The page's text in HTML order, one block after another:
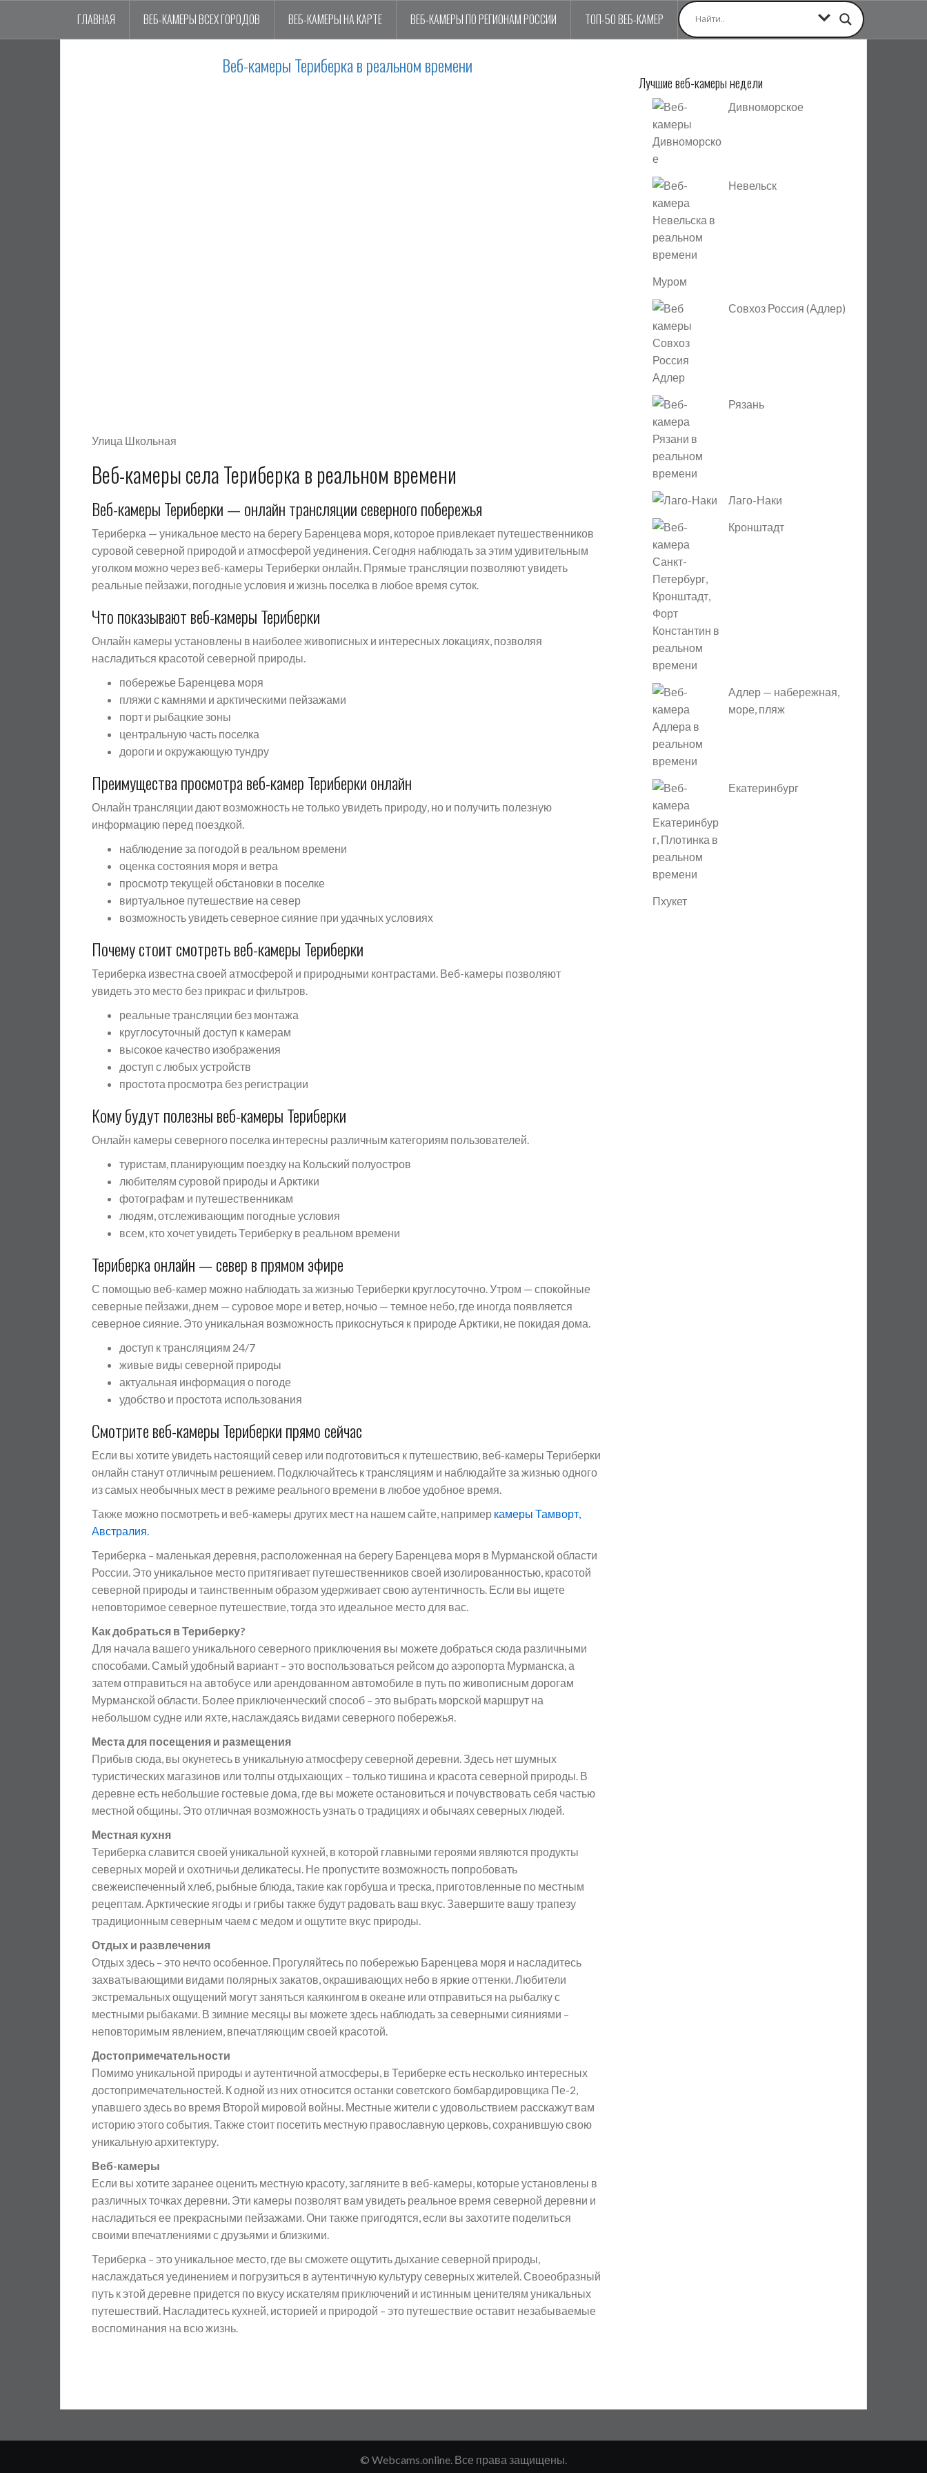
ГЛАВНАЯ ВЕБ-КАМЕРЫ ВСЕХ ГОРОДОВ ВЕБ-КАМЕРЫ НА КАРТЕ ВЕБ-КАМЕРЫ ПО РЕГИОНАМ РОССИИ ТОП-50 ВЕБ-КАМЕР
Веб-камеры Териберка в реальном времени
Улица Школьная
Веб-камеры села Териберка в реальном времени
Веб-камеры Териберки — онлайн трансляции северного побережья
Териберка — уникальное место на берегу Баренцева моря, которое привлекает путешественников
суровой северной природой и атмосферой уединения. Сегодня наблюдать за этим удивительным
уголком можно через веб-камеры Териберки онлайн. Прямые трансляции позволяют увидеть
реальные пейзажи, погодные условия и жизнь поселка в любое время суток.
Что показывают веб-камеры Териберки
Онлайн камеры установлены в наиболее живописных и интересных локациях, позволяя
насладиться красотой северной природы.
побережье Баренцева моря
пляжи с камнями и арктическими пейзажами
порт и рыбацкие зоны
центральную часть поселка
дороги и окружающую тундру
Преимущества просмотра веб-камер Териберки онлайн
Онлайн трансляции дают возможность не только увидеть природу, но и получить полезную
информацию перед поездкой.
наблюдение за погодой в реальном времени
оценка состояния моря и ветра
просмотр текущей обстановки в поселке
виртуальное путешествие на север
возможность увидеть северное сияние при удачных условиях
Почему стоит смотреть веб-камеры Териберки
Териберка известна своей атмосферой и природными контрастами. Веб-камеры позволяют
увидеть это место без прикрас и фильтров.
реальные трансляции без монтажа
круглосуточный доступ к камерам
высокое качество изображения
доступ с любых устройств
простота просмотра без регистрации
Кому будут полезны веб-камеры Териберки
Онлайн камеры северного поселка интересны различным категориям пользователей.
туристам, планирующим поездку на Кольский полуостров
любителям суровой природы и Арктики
фотографам и путешественникам
людям, отслеживающим погодные условия
всем, кто хочет увидеть Териберку в реальном времени
Териберка онлайн — север в прямом эфире
С помощью веб-камер можно наблюдать за жизнью Териберки круглосуточно. Утром — спокойные
северные пейзажи, днем — суровое море и ветер, ночью — темное небо, где иногда появляется
северное сияние. Это уникальная возможность прикоснуться к природе Арктики, не покидая дома.
доступ к трансляциям 24/7
живые виды северной природы
актуальная информация о погоде
удобство и простота использования
Смотрите веб-камеры Териберки прямо сейчас
Если вы хотите увидеть настоящий север или подготовиться к путешествию, веб-камеры Териберки
онлайн станут отличным решением. Подключайтесь к трансляциям и наблюдайте за жизнью одного
из самых необычных мест в режиме реального времени в любое удобное время.
Также можно посмотреть и веб-камеры других мест на нашем сайте, например камеры Тамворт,
Австралия.
Териберка – маленькая деревня, расположенная на берегу Баренцева моря в Мурманской области
России. Это уникальное место притягивает путешественников своей изолированностью, красотой
северной природы и таинственным образом удерживает свою аутентичность. Если вы ищете
неповторимое северное путешествие, тогда это идеальное место для вас.
Как добраться в Териберку?
Для начала вашего уникального северного приключения вы можете добраться сюда различными
способами. Самый удобный вариант – это воспользоваться рейсом до аэропорта Мурманска, а
затем отправиться на автобусе или арендованном автомобиле в путь по живописным дорогам
Мурманской области. Более приключенческий способ – это выбрать морской маршрут на
небольшом судне или яхте, наслаждаясь видами северного побережья.
Места для посещения и размещения
Прибыв сюда, вы окунетесь в уникальную атмосферу северной деревни. Здесь нет шумных
туристических магазинов или толпы отдыхающих – только тишина и красота северной природы. В
деревне есть небольшие гостевые дома, где вы можете остановиться и почувствовать себя частью
местной общины. Это отличная возможность узнать о традициях и обычаях северных людей.
Местная кухня
Териберка славится своей уникальной кухней, в которой главными героями являются продукты
северных морей и охотничьи деликатесы. Не пропустите возможность попробовать
свежеиспеченный хлеб, рыбные блюда, такие как горбуша и треска, приготовленные по местным
рецептам. Арктические ягоды и грибы также будут радовать ваш вкус. Завершите вашу трапезу
традиционным северным чаем с медом и ощутите вкус природы.
Отдых и развлечения
Отдых здесь – это нечто особенное. Прогуляйтесь по побережью Баренцева моря и насладитесь
захватывающими видами полярных закатов, окрашивающих небо в яркие оттенки. Любители
экстремальных ощущений могут заняться каякингом в океане или отправиться на рыбалку с
местными рыбаками. В зимние месяцы вы можете здесь наблюдать за северными сияниями –
неповторимым явлением, впечатляющим своей красотой.
Достопримечательности
Помимо уникальной природы и аутентичной атмосферы, в Териберке есть несколько интересных
достопримечательностей. К одной из них относится останки советского бомбардировщика Пе-2,
упавшего здесь во время Второй мировой войны. Местные жители с удовольствием расскажут вам
историю этого события. Также стоит посетить местную православную церковь, сохранившую свою
уникальную архитектуру.
Веб-камеры
Если вы хотите заранее оценить местную красоту, загляните в веб-камеры, которые установлены в
различных точках деревни. Эти камеры позволят вам увидеть реальное время северной деревни и
насладиться ее прекрасными пейзажами. Они также пригодятся, если вы захотите поделиться
своими впечатлениями с друзьями и близкими.
Териберка – это уникальное место, где вы сможете ощутить дыхание северной природы,
наслаждаться уединением и погрузиться в аутентичную культуру северных жителей. Своеобразный
путь к этой деревне придется по вкусу искателям приключений и истинным ценителям уникальных
путешествий. Насладитесь кухней, историей и природой – это путешествие оставит незабываемые
воспоминания на всю жизнь.
Лучшие веб-камеры недели
Дивноморское
Невельск
Муром
Совхоз Россия (Адлер)
Рязань
Лаго-Наки
Кронштадт
Адлер — набережная,
море, пляж
Екатеринбург
Пхукет
© Webcams.online. Все права защищены.